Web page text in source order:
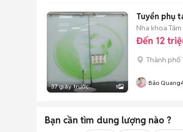
37 giây trước 1
Tuyển phụ
Nha khoa Tâm
Đến 12
Thành phố
Bảo Quang
Bạn cần tìm dung lượng nào ?